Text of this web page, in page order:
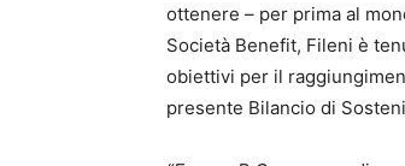
ottenere – per prima al
Società Benefit, Fileni è
obiettivi per il
presente Bilancio di